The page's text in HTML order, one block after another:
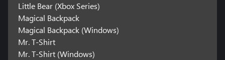
Little Bear (Xbox Series)
Magical Backpack
Magical Backpack (Windows)
Mr. T-Shirt
Mr. T-Shirt (Windows)